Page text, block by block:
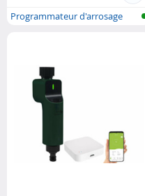
Programmateur d'arrosage